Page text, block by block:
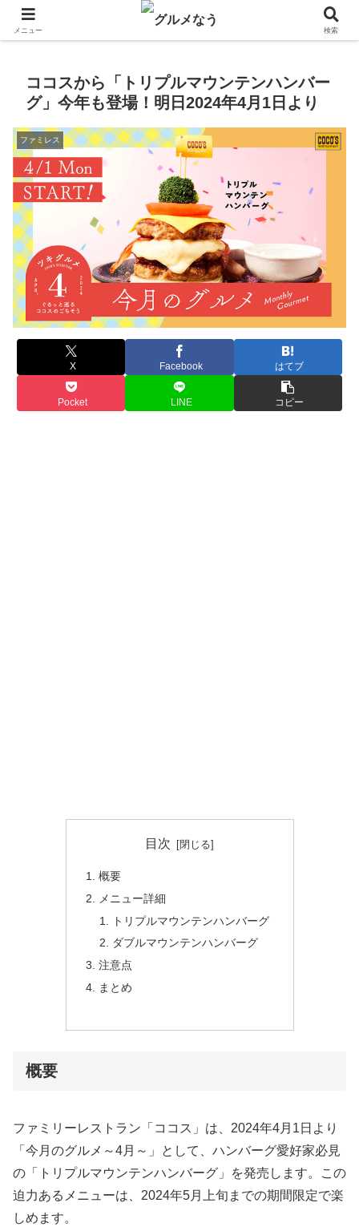
飲食店キャンペーン・食品飲料お菓子新発売のグルメニュース。
ココスから「トリプルマウンテンハンバー
グ」今年も登場！明日2024年4月1日より
ファミレス
X Facebook はてブ
Pocket LINE コピー
目次
概要
メニュー詳細
トリプルマウンテンハンバーグ
ダブルマウンテンハンバーグ
注意点
まとめ
概要
ファミリーレストラン「ココス」は、2024年4月1日より
「今月のグルメ～4月～」として、ハンバーグ愛好家必見
の「トリプルマウンテンハンバーグ」を発売します。この
迫力あるメニューは、2024年5月上旬までの期間限定で楽
しめます。
メニュー 検索